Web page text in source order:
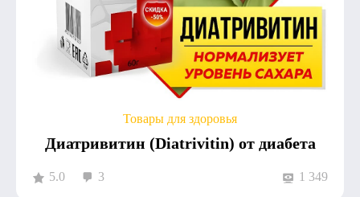
Товары для здоровья
Диатривитин (Diatrivitin) от диабета
5.0 3 1 349